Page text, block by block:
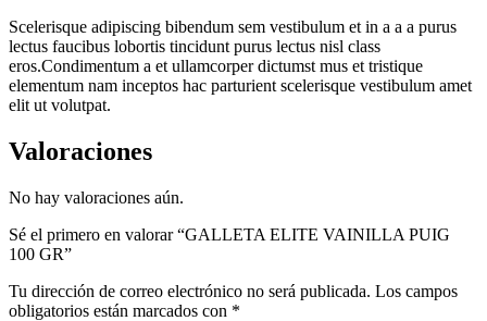
Scelerisque adipiscing bibendum sem vestibulum et in a a a purus
lectus faucibus lobortis tincidunt purus lectus nisl class
eros.Condimentum a et ullamcorper dictumst mus et tristique
elementum nam inceptos hac parturient scelerisque vestibulum amet
elit ut volutpat.
Valoraciones
No hay valoraciones aún.
Sé el primero en valorar “GALLETA ELITE VAINILLA PUIG
100 GR”
Tu dirección de correo electrónico no será publicada. Los campos
obligatorios están marcados con *